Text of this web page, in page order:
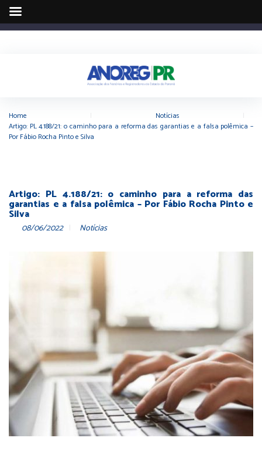
Home Notícias
Artigo: PL 4.188/21: o caminho para a reforma das garantias e a falsa polêmica –
Por Fábio Rocha Pinto e Silva
Artigo: PL 4.188/21: o caminho para a reforma das
garantias e a falsa polêmica – Por Fábio Rocha Pinto e
Silva
08/06/2022 Notícias